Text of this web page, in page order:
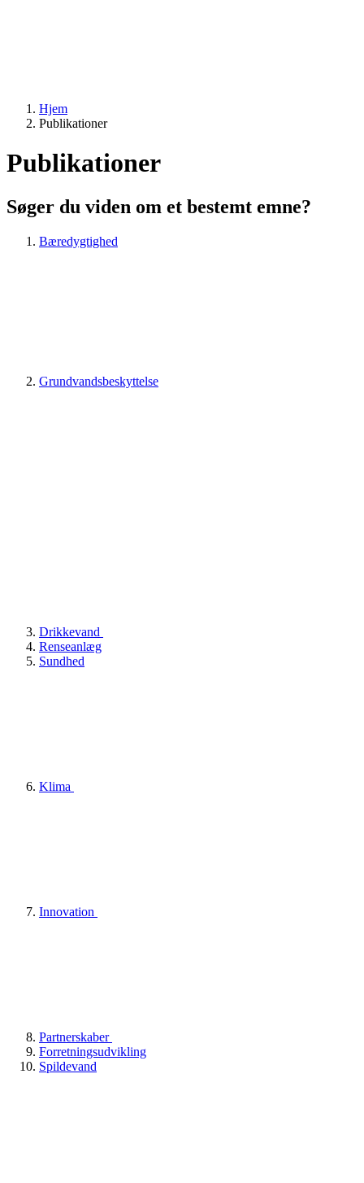
Hjem
Publikationer
Publikationer
Søger du viden om et bestemt emne?
Bæredygtighed
Grundvandsbeskyttelse
Drikkevand
Renseanlæg
Sundhed
Klima
Innovation
Partnerskaber
Forretningsudvikling
Spildevand